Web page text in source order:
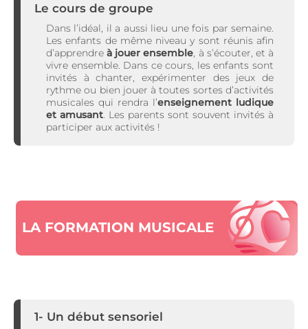
Le cours de groupe
Dans l’idéal, il a aussi lieu une fois par semaine.
Les enfants de même niveau y sont réunis afin
d’apprendreà jouer ensemble, à s’écouter, et à
vivre ensemble. Dans ce cours, les enfants sont
invités à chanter, expérimenter des jeux de
rythme ou bien jouer à toutes sortes d’activités
musicales qui rendra l’enseignement ludique
et amusant. Les parents sont souvent invités à
participer aux activités !
LA FORMATION MUSICALE
1- Un début sensoriel